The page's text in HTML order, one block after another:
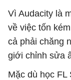
Vì Audacity là
về việc tốn
cả phải chăng
giới chỉnh sửa
Mặc dù học